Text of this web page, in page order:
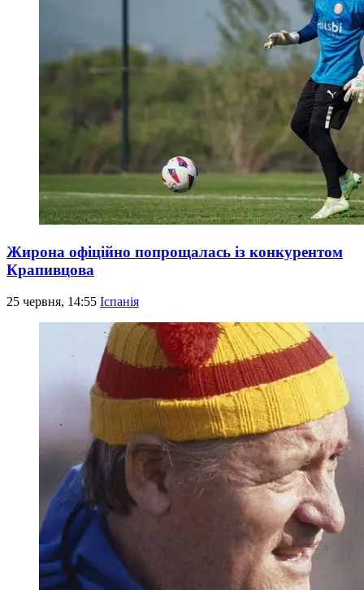
Жирона офіційно попрощалась із конкурентом
Крапивцова
25 червня, 14:55 Іспанія